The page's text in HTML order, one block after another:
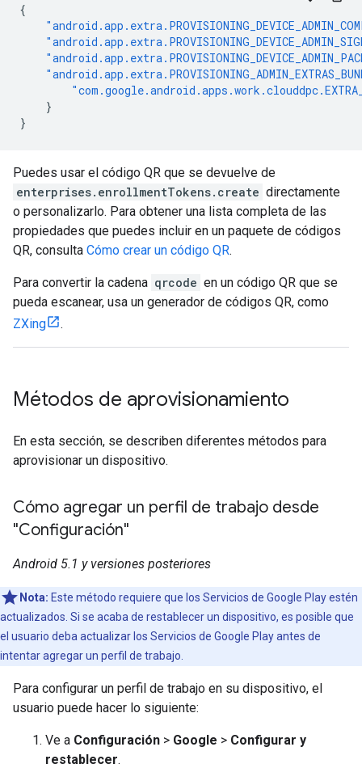
{
}
}
Puedes usar el código QR que se devuelve de
enterprises.enrollmentTokens.create directamente
o personalizarlo. Para obtener una lista completa de las
propiedades que puedes incluir en un paquete de códigos
QR, consulta Cómo crear un código QR.
Para convertir la cadena qrcode en un código QR que se
pueda escanear, usa un generador de códigos QR, como
ZXing
.
Métodos de aprovisionamiento
En esta sección, se describen diferentes métodos para
aprovisionar un dispositivo.
Cómo agregar un perfil de trabajo desde
"Configuración"
Android 5.1 y versiones posteriores
Nota: Este método requiere que los Servicios de Google Play estén
actualizados. Si se acaba de restablecer un dispositivo, es posible que
el usuario deba actualizar los Servicios de Google Play antes de
intentar agregar un perfil de trabajo.
Para configurar un perfil de trabajo en su dispositivo, el
usuario puede hacer lo siguiente:
Ve a Configuración > Google > Configurar y
restablecer.